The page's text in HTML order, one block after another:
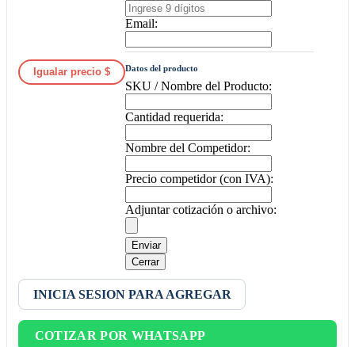
Igualar precio $
Email:
Datos del producto
SKU / Nombre del Producto:
Cantidad requerida:
Nombre del Competidor:
Precio competidor (con IVA):
Adjuntar cotización o archivo:
Enviar
Cerrar
INICIA SESION PARA AGREGAR
COTIZAR POR WHATSAPP